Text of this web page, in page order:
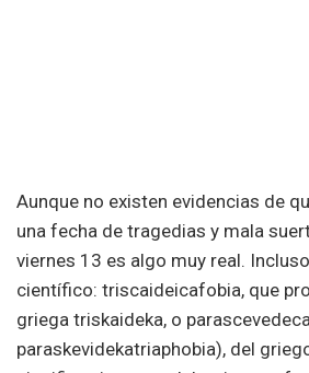
Aunque no existen evidencias de
una fecha de tragedias y mala
viernes 13 es algo muy real.
científico: triscaideicafobia, que
griega triskaideka, o
paraskevidekatriaphobia), del